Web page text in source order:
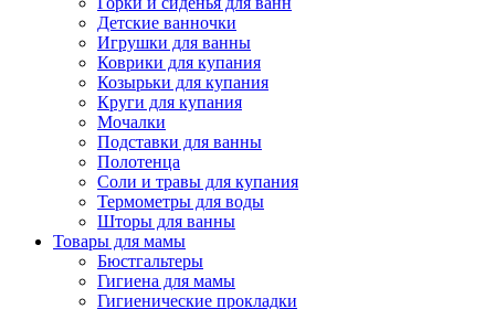
Детские ванночки
Игрушки для ванны
Коврики для купания
Козырьки для купания
Круги для купания
Мочалки
Подставки для ванны
Полотенца
Соли и травы для купания
Термометры для воды
Шторы для ванны
Товары для мамы
Бюстгальтеры
Гигиена для мамы
Гигиенические прокладки